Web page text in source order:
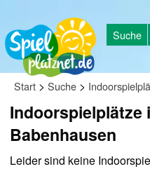
Suche
Start > Suche >
Indoorspielplätze
Babenhausen
Leider sind keine